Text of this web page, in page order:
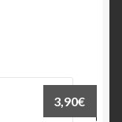
3,90€